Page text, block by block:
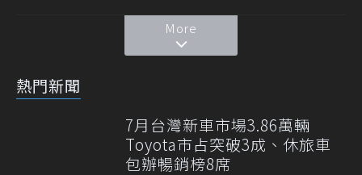
More
熱門新聞
7月台灣新車市場3.86萬輛
Toyota市占突破3成、休旅車
包辦暢銷榜8席